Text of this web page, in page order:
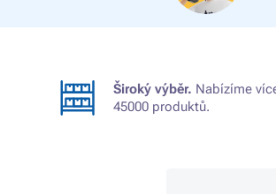
Široký výběr. Nabízíme
45000 produktů.